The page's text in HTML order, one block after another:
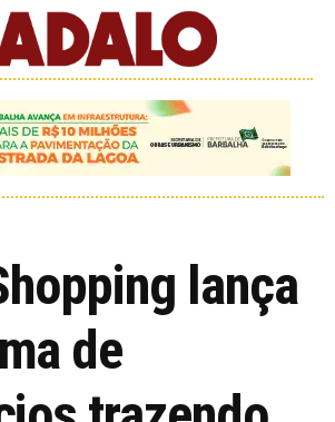
lança
de